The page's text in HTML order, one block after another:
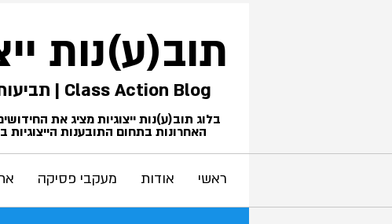
תוב(ע)נות
Class Action Blog | תביעות ייצוגיות
בלוג תוב(ע)נות ייצוגיות מציג את
האחרונות בתחום התובענות הייצוגיות
ראשי אודות מעקבי פסיקה